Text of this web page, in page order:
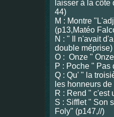
laisser à la
44)
M : Montre
(p13,Matéo
N : " Il n'avait
double méprise)
O : Onze "
P : Poche " Pas
Q : Qu' " la
les honneurs
R : Rend " c'est
S : Sifflet " Son
Foly" (p147,//)